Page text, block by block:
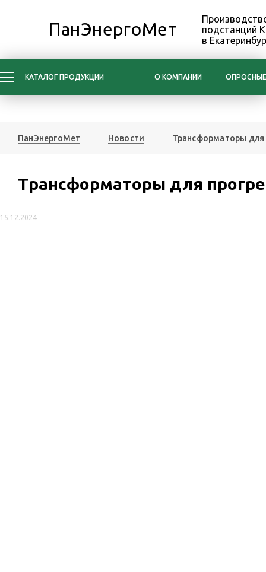
ПанЭнергоМет
подстанций
в
КАТАЛОГ ПРОДУКЦИИ О КОМПАНИИ
ПанЭнергоМет Новости Трансформаторы для
Трансформаторы для
15.12.2024